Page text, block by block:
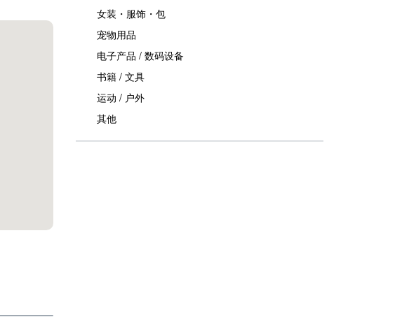
女装・服饰・包
宠物用品
电子产品 / 数码设备
书籍 / 文具
运动 / 户外
其他